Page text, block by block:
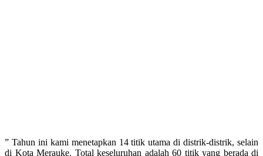
” Tahun ini kami menetapkan 14 titik utama di distrik-distrik, selain
di Kota Merauke. Total keseluruhan adalah 60 titik yang berada di